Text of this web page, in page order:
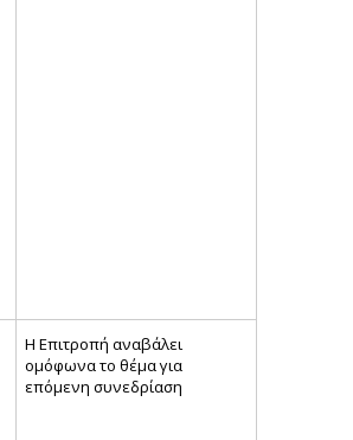
Η Επιτροπή αναβάλει
ομόφωνα το θέμα για
επόμενη συνεδρίαση